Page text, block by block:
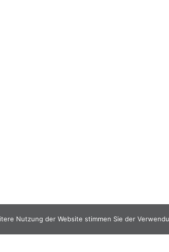
Nutzung der Website stimmen Sie der